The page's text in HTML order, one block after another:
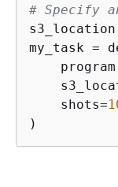
# Specify
my_task =
    shots=
)